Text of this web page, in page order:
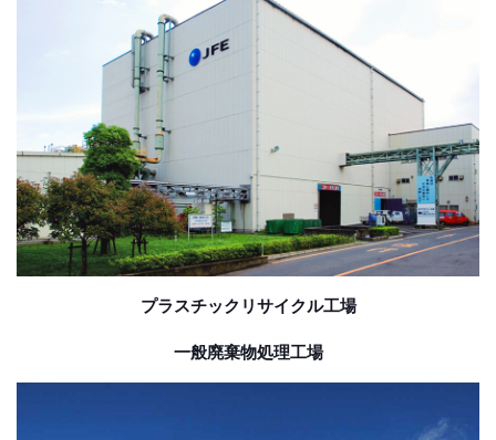
プラスチックリサイクル工場
一般廃棄物処理工場